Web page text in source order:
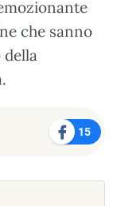
che sanno
della
15